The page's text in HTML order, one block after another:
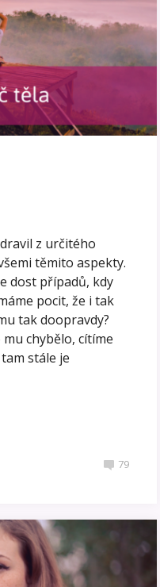
z určitého
těmito aspekty.
dost případů, kdy
pocit, že i tak
tak doopravdy?
chybělo, cítíme
stále je
79